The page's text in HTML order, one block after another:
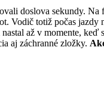
doslova sekundy.
Vodič totiž počas
až v momente,
aj záchranné zložky.